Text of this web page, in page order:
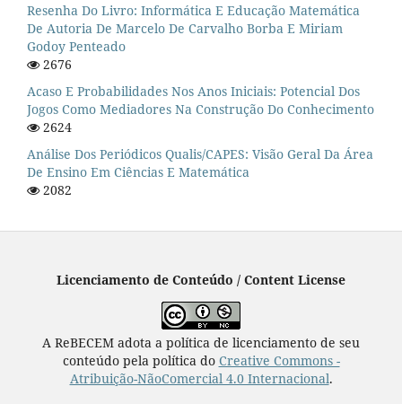
Resenha Do Livro: Informática E Educação Matemática
De Autoria De Marcelo De Carvalho Borba E Miriam
Godoy Penteado
2676
Acaso E Probabilidades Nos Anos Iniciais: Potencial Dos
Jogos Como Mediadores Na Construção Do Conhecimento
2624
Análise Dos Periódicos Qualis/CAPES: Visão Geral Da Área
De Ensino Em Ciências E Matemática
2082
Licenciamento de Conteúdo / Content License
A ReBECEM adota a política de licenciamento de seu
conteúdo pela política do Creative Commons -
Atribuição-NãoComercial 4.0 Internacional.